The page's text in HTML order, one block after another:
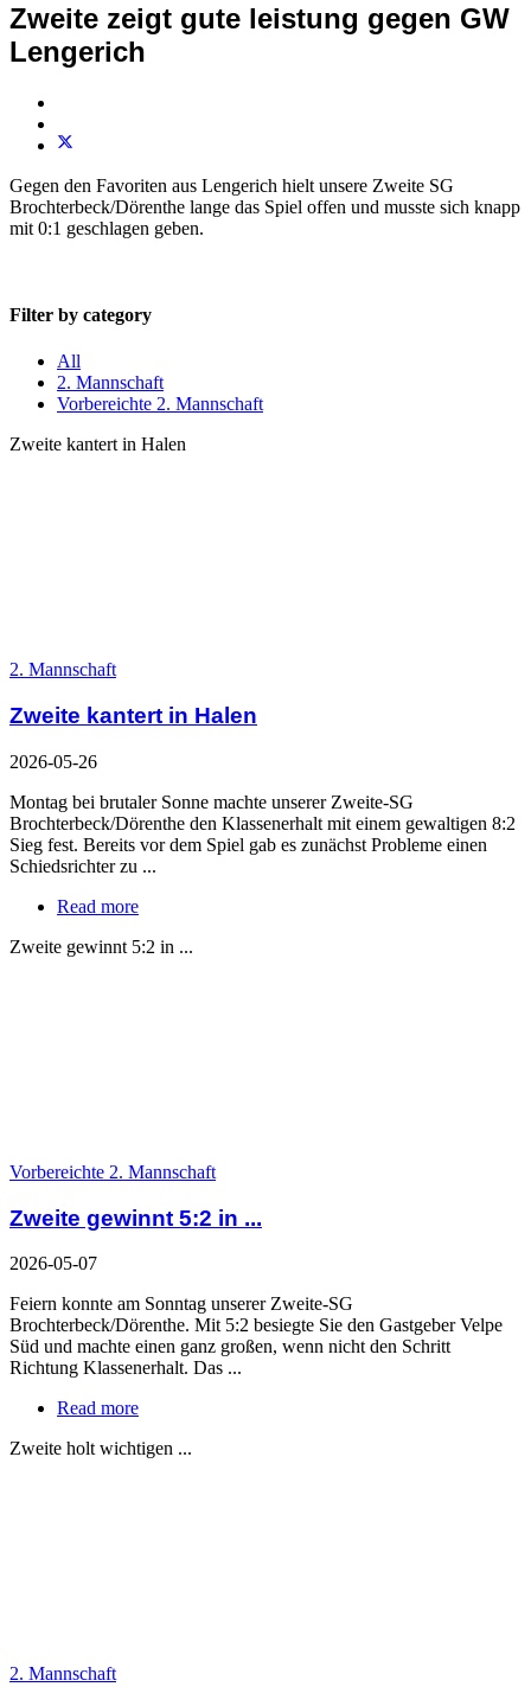
Zweite zeigt gute leistung gegen GW
Lengerich
Gegen den Favoriten aus Lengerich hielt unsere Zweite SG
Brochterbeck/Dörenthe lange das Spiel offen und musste sich knapp
mit 0:1 geschlagen geben.
Filter by category
All
2. Mannschaft
Vorbereichte 2. Mannschaft
Zweite kantert in Halen
2. Mannschaft
Zweite kantert in Halen
2026-05-26
Montag bei brutaler Sonne machte unserer Zweite-SG
Brochterbeck/Dörenthe den Klassenerhalt mit einem gewaltigen 8:2
Sieg fest. Bereits vor dem Spiel gab es zunächst Probleme einen
Schiedsrichter zu ...
Read more
Zweite gewinnt 5:2 in ...
Vorbereichte 2. Mannschaft
Zweite gewinnt 5:2 in ...
2026-05-07
Feiern konnte am Sonntag unserer Zweite-SG
Brochterbeck/Dörenthe. Mit 5:2 besiegte Sie den Gastgeber Velpe
Süd und machte einen ganz großen, wenn nicht den Schritt
Richtung Klassenerhalt. Das ...
Read more
Zweite holt wichtigen ...
2. Mannschaft